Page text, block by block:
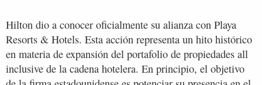
Hilton dio a conocer oficialmente su alianza con Playa
Resorts & Hotels. Esta acción representa un hito histórico
en materia de expansión del portafolio de propiedades all
inclusive de la cadena hotelera. En principio, el objetivo